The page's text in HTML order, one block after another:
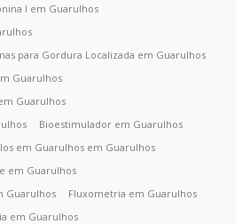
I em Guarulhos
para Gordura Localizada em Guarulhos
Guarulhos
Guarulhos
Bioestimulador em Guarulhos
em Guarulhos em Guarulhos
em Guarulhos
Guarulhos
Fluxometria em Guarulhos
em Guarulhos